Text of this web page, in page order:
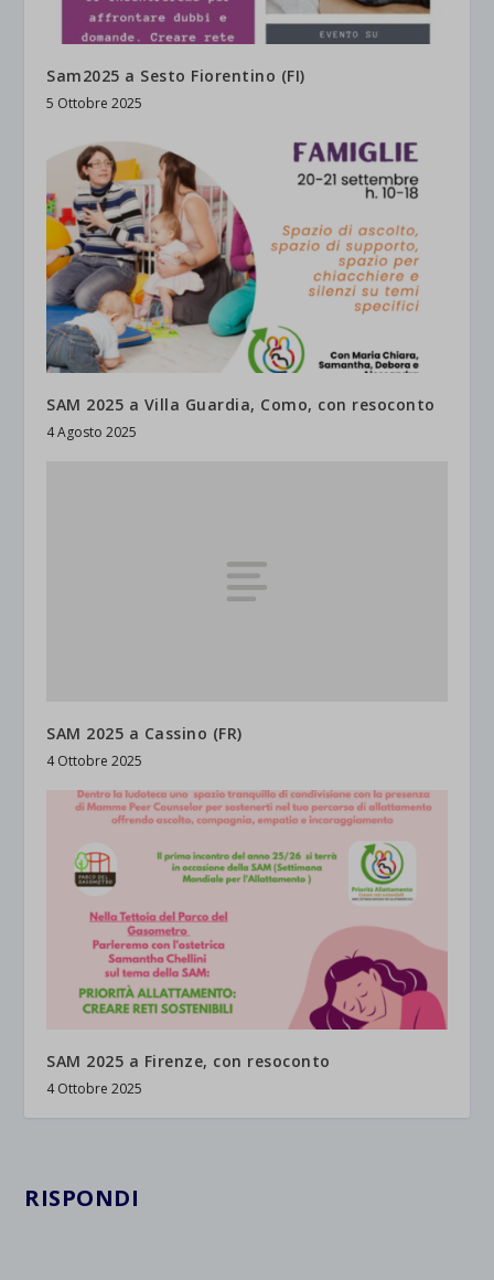
Sam2025 a Sesto Fiorentino (FI)
5 Ottobre 2025
SAM 2025 a Villa Guardia, Como, con resoconto
4 Agosto 2025
SAM 2025 a Cassino (FR)
4 Ottobre 2025
SAM 2025 a Firenze, con resoconto
4 Ottobre 2025
RISPONDI